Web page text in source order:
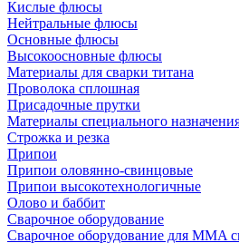
Кислые флюсы
Нейтральные флюсы
Основные флюсы
Высокоосновные флюсы
Материалы для сварки титана
Проволока сплошная
Присадочные прутки
Материалы специального
Строжка и резка
Припои
Припои оловянно-свинцовые
Припои высокотехнологичные
Олово и баббит
Сварочное оборудование
Сварочное оборудование для MMA